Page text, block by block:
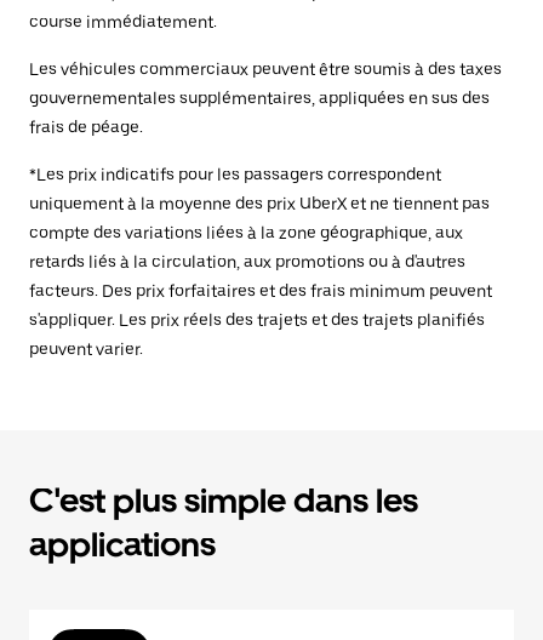
course immédiatement.
Les véhicules commerciaux peuvent être soumis à des taxes
gouvernementales supplémentaires, appliquées en sus des
frais de péage.
*Les prix indicatifs pour les passagers correspondent
uniquement à la moyenne des prix UberX et ne tiennent pas
compte des variations liées à la zone géographique, aux
retards liés à la circulation, aux promotions ou à d'autres
facteurs. Des prix forfaitaires et des frais minimum peuvent
s'appliquer. Les prix réels des trajets et des trajets planifiés
peuvent varier.
C'est plus simple dans les
applications